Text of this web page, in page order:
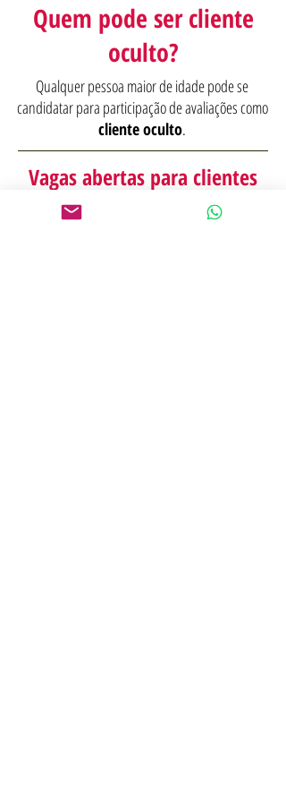
Quem pode ser cliente
oculto?
Qualquer pessoa maior de idade pode se
candidatar para participação de avaliações como
cliente oculto.
Vagas abertas para clientes
ocultos em Boa Vista (RR)